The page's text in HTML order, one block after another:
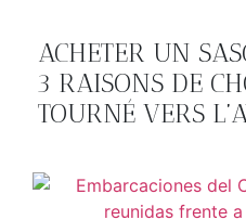
ACHETER UN
3 RAISONS DE
TOURNÉ VERS